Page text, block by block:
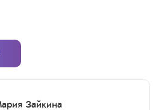
Зайкина